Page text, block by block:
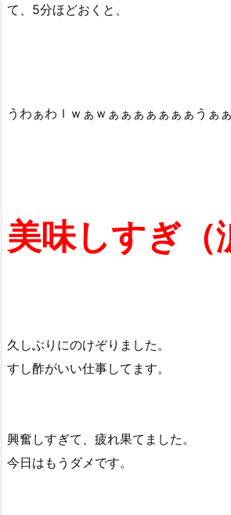
て、5分ほどおくと、
うわぁわｌｗぁｗぁぁぁぁぁぁぁうぁ
美味しすぎ（
久しぶりにのけぞりました。
すし酢がいい仕事してます。
興奮しすぎて、疲れ果てました。
今日はもうダメです。